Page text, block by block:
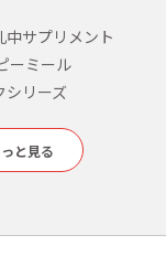
サプリメント
ーミール
シリーズ
と見る